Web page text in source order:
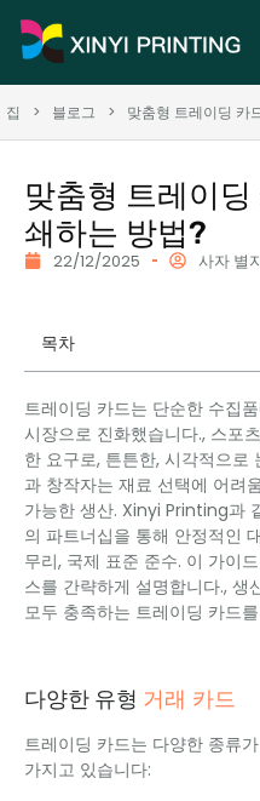
집 > 블로그 > 맞춤형 트레이딩 카
맞춤형 트레이
쇄하는 방법?
22/12/2025 사자 별
목차
트레이딩 카드는 단순한 수집
시장으로 진화했습니다., 스포
한 요구로, 튼튼한, 시각적으로
과 창작자는 재료 선택에 어려
가능한 생산. Xinyi Printing과
의 파트너십을 통해 안정적인
무리, 국제 표준 준수. 이 가이
스를 간략하게 설명합니다., 생
모두 충족하는 트레이딩 카드
다양한 유형 거래 카드
트레이딩 카드는 다양한 종류
가지고 있습니다: